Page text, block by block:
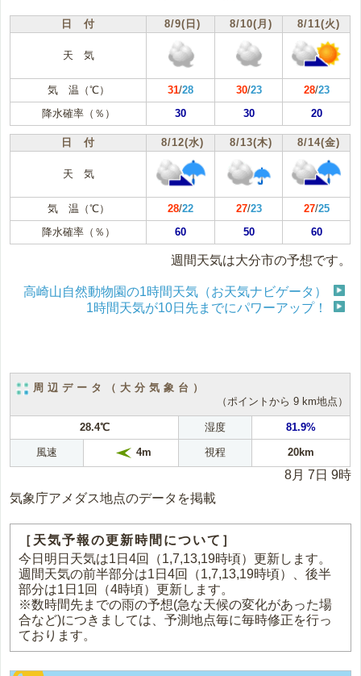
日 付 8/9(日) 8/10(月) 8/11(火)
天 気
気 温（℃） 31/28 30/23 28/23
降水確率（％）
30 30 20
日 付 8/12(水) 8/13(木) 8/14(金)
天 気
気 温（℃） 28/22 27/23 27/25
降水確率（％）
60 50 60
週間天気は大分市の予想です。
高崎山自然動物園の1時間天気（お天気ナビゲータ）
1時間天気が10日先までにパワーアップ！
周辺データ（大分気象台）
（ポイントから 9 km地点）
28.4℃ 湿度 81.9%
風速 4m 視程 20km
8月 7日 9時
気象庁アメダス地点のデータを掲載
［天気予報の更新時間について］
今日明日天気は1日4回（1,7,13,19時頃）更新します。
週間天気の前半部分は1日4回（1,7,13,19時頃）、後半
部分は1日1回（4時頃）更新します。
※数時間先までの雨の予想(急な天候の変化があった場
合など)につきましては、予測地点毎に毎時修正を行っ
ております。